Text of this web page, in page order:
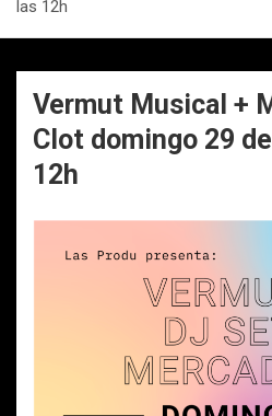
las 12h
Vermut Musical +
Clot domingo 29
12h